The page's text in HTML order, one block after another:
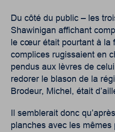
Du côté du public – les
Shawinigan affichant
le cœur était pourtant à la
complices rugissaient en
pendus aux lèvres de
redorer le blason de la
Brodeur, Michel, était
Il semblerait donc
planches avec les